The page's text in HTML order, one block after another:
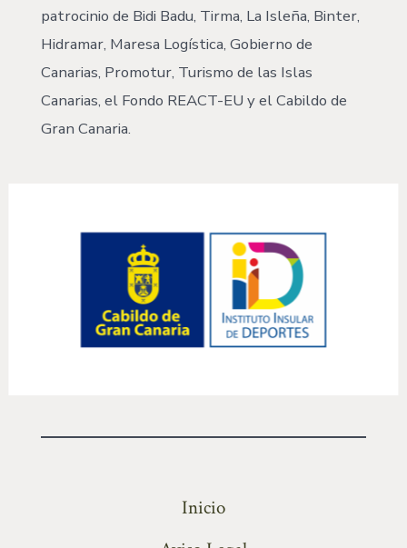
patrocinio de Bidi Badu, Tirma, La Isleña, Binter,
Hidramar, Maresa Logística, Gobierno de
Canarias, Promotur, Turismo de las Islas
Canarias, el Fondo REACT-EU y el Cabildo de
Gran Canaria.
Inicio